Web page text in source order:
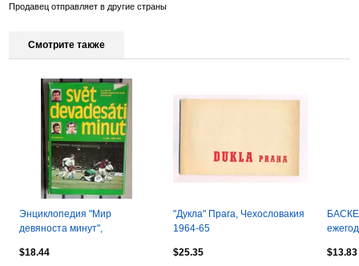
Продавец отправляет в другие страны
Смотрите также
Энциклопедия "Мир
девяноста минут",
$18.44
"Дукла" Прага, Чехословакия
1964-65
$25.35
$13.83